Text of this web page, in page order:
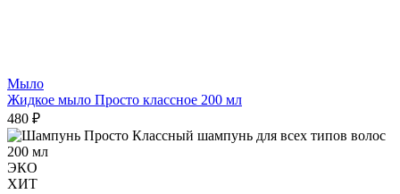
Мыло
Жидкое мыло Просто классное 200 мл
480 ₽
ЭКО
ХИТ